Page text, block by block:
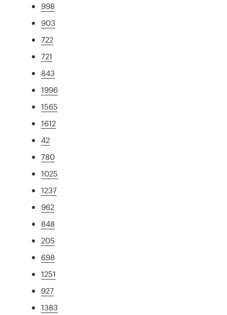
998
903
722
721
843
1996
1565
1612
42
780
1025
1237
962
848
205
698
1251
927
1383